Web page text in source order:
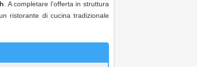
. A completare l’offerta in struttura
ristorante di cucina tradizionale